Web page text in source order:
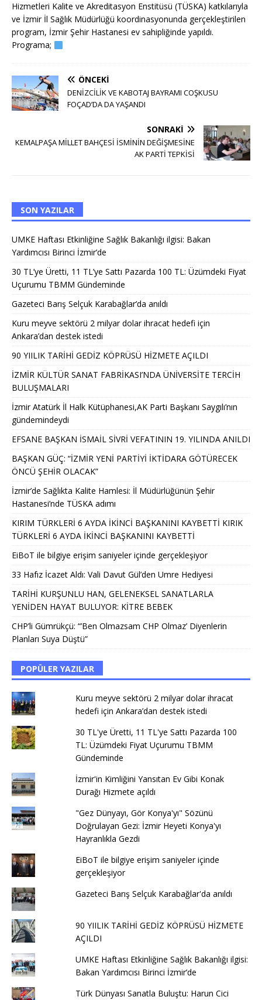
Hizmetleri Kalite ve Akreditasyon Enstitüsü (TÜSKA) katkılarıyla
ve İzmir İl Sağlık Müdürlüğü koordinasyonunda gerçekleştirilen
program, İzmir Şehir Hastanesi ev sahipliğinde yapıldı.
Programa;
ÖNCEKI
DENİZCİLİK VE KABOTAJ BAYRAMI COŞKUSU
FOÇAD’DA DA YAŞANDI
SONRAKI
KEMALPAŞA MİLLET BAHÇESİ İSMİNİN DEĞİŞMESİNE
AK PARTİ TEPKİSİ
SON YAZILAR
UMKE Haftası Etkinliğine Sağlık Bakanlığı ilgisi: Bakan
Yardımcısı Birinci İzmir’de
30 TL’ye Üretti, 11 TL’ye Sattı Pazarda 100 TL: Üzümdeki Fiyat
Uçurumu TBMM Gündeminde
Gazeteci Barış Selçuk Karabağlar’da anıldı
Kuru meyve sektörü 2 milyar dolar ihracat hedefi için
Ankara’dan destek istedi
90 YIILIK TARİHİ GEDİZ KÖPRÜSÜ HİZMETE AÇILDI
İZMİR KÜLTÜR SANAT FABRİKASI’NDA ÜNİVERSİTE TERCİH
BULUŞMALARI
İzmir Atatürk İl Halk Kütüphanesi,AK Parti Başkanı Saygılı’nın
gündemindeydi
EFSANE BAŞKAN İSMAİL SİVRİ VEFATININ 19. YILINDA ANILDI
BAŞKAN GÜÇ: “İZMİR YENİ PARTİYİ İKTİDARA GÖTÜRECEK
ÖNCÜ ŞEHİR OLACAK”
İzmir’de Sağlıkta Kalite Hamlesi: İl Müdürlüğünün Şehir
Hastanesi’nde TÜSKA adımı
KIRIM TÜRKLERİ 6 AYDA İKİNCİ BAŞKANINI KAYBETTİ KIRIK
TÜRKLERİ 6 AYDA İKİNCİ BAŞKANINI KAYBETTİ
EiBoT ile bilgiye erişim saniyeler içinde gerçekleşiyor
33 Hafız İcazet Aldı: Vali Davut Gül’den Umre Hediyesi
TARİHİ KURŞUNLU HAN, GELENEKSEL SANATLARLA
YENİDEN HAYAT BULUYOR: KİTRE BEBEK
CHP’li Gümrükçü: “’Ben Olmazsam CHP Olmaz’ Diyenlerin
Planları Suya Düştü”
POPÜLER YAZILAR
Kuru meyve sektörü 2 milyar dolar ihracat
hedefi için Ankara’dan destek istedi
30 TL'ye Üretti, 11 TL'ye Sattı Pazarda 100
TL: Üzümdeki Fiyat Uçurumu TBMM
Gündeminde
İzmir'in Kimliğini Yansıtan Ev Gibi Konak
Durağı Hizmete açıldı
"Gez Dünyayı, Gör Konya'yı" Sözünü
Doğrulayan Gezi: İzmir Heyeti Konya'yı
Hayranlıkla Gezdi
EiBoT ile bilgiye erişim saniyeler içinde
gerçekleşiyor
Gazeteci Barış Selçuk Karabağlar'da anıldı
90 YIILIK TARİHİ GEDİZ KÖPRÜSÜ HİZMETE
AÇILDI
UMKE Haftası Etkinliğine Sağlık Bakanlığı ilgisi:
Bakan Yardımcısı Birinci İzmir’de
Türk Dünyası Sanatla Buluştu: Harun Cici